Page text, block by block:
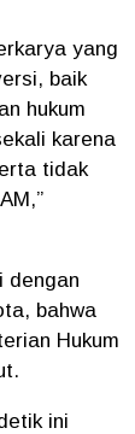
yang
baik
hukum
karena
tidak
dengan
bahwa
Hukum
ini